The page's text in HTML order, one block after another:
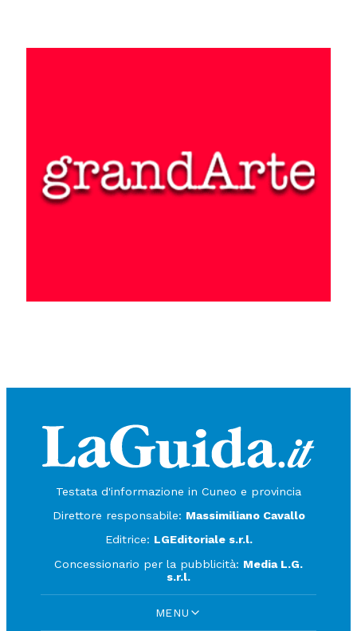
Testata d'informazione in Cuneo e provincia
Direttore responsabile: Massimiliano Cavallo
Editrice: LGEditoriale s.r.l.
Concessionario per la pubblicità: Media L.G.
s.r.l.
MENU